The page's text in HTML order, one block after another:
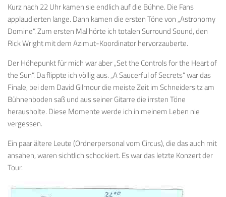
Kurz nach 22 Uhr kamen sie endlich auf die Bühne. Die Fans
applaudierten lange. Dann kamen die ersten Töne von „Astronomy
Domine“. Zum ersten Mal hörte ich totalen Surround Sound, den
Rick Wright mit dem Azimut-Koordinator hervorzauberte.
Der Höhepunkt für mich war aber „Set the Controls for the Heart of
the Sun“. Da flippte ich völlig aus. „A Saucerful of Secrets“ war das
Finale, bei dem David Gilmour die meiste Zeit im Schneidersitz am
Bühnenboden saß und aus seiner Gitarre die irrsten Töne
herausholte. Diese Momente werde ich in meinem Leben nie
vergessen.
Ein paar ältere Leute (Ordnerpersonal vom Circus), die das auch mit
ansahen, waren sichtlich schockiert. Es war das letzte Konzert der
Tour.